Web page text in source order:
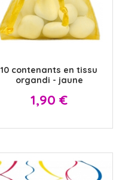
10 contenants en tissu
organdi - jaune
Prix
1,90 €